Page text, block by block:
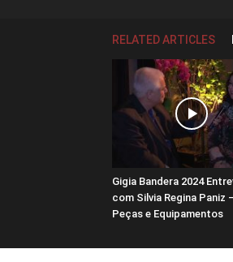
RELATED ARTICLES
Gigia Bandera 2024
com Silvia Regina Paniz
Peças e Equipamentos